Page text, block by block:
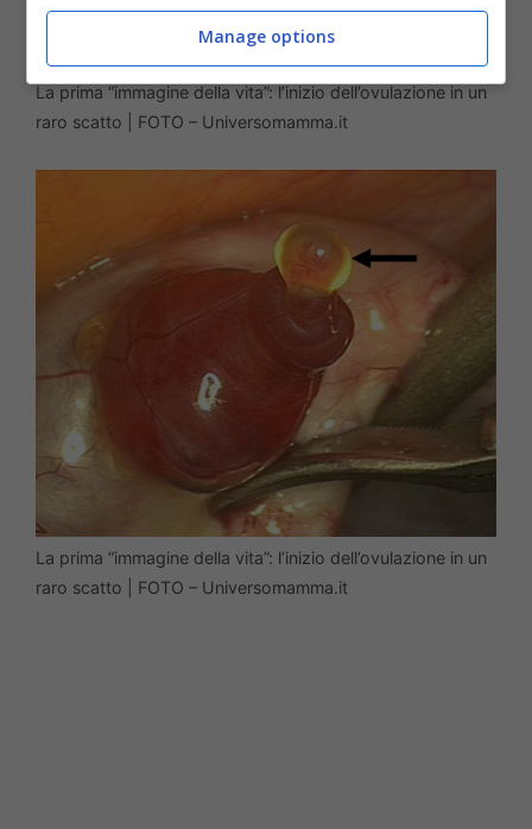
La prima “immagine della vita”: l’inizio dell’ovulazione in un
raro scatto | FOTO – Universomamma.it
La prima “immagine della vita”: l’inizio dell’ovulazione in un
raro scatto | FOTO – Universomamma.it
Manage options